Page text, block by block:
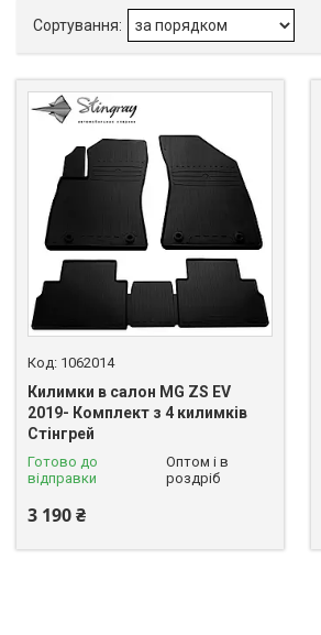
1062014
Килимки в салон MG ZS EV
2019- Комплект з 4 килимків
Стінгрей
Готово до
відправки
Оптом і в
роздріб
3 190 ₴